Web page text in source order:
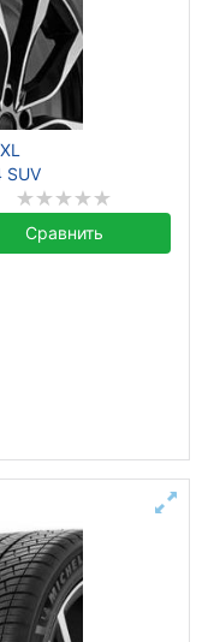
SUV
Сравнить